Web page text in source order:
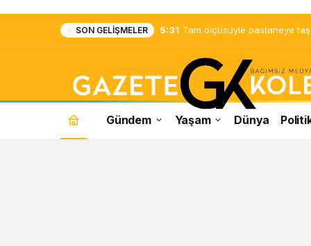
SON GELIŞMELER 5:31 Tam ölçüsüyle pastaneye
Photoshop
Gündem Yaşam Dünya